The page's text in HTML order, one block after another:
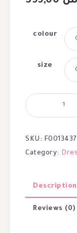
colour
size
SKU:
Category:
Description
Reviews (0)